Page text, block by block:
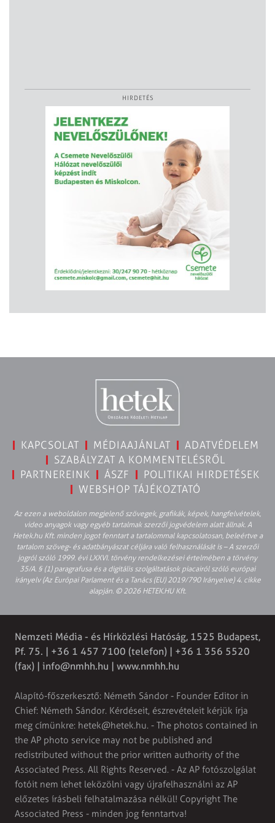
HIRDETÉS
KAPCSOLAT MÉDIAAJÁNLAT
ADATVÉDELEM
SZABÁLYZAT A KOMMENTELÉSRŐL
PARTNEREINK
ÁSZF
POLITIKAI HIRDETÉSEK
WEBSHOP TÁJÉKOZTATÓ
Az ezen a weboldalon megjelenő szövegek, grafikák, képek, hangfelvételek,
video anyagok vagy egyéb tartalmak szerzői jogvédelem alatt állnak. A
Hetek.hu Kft. minden jogot fenntart a tartalommal kapcsolatosan, beleértve a
tartalom szöveg- és adatbányászat céljára való felhasználását is – A szerzői
jogról szóló 1999. évi LXXVI. törvény rendelkezései értelmében a törvény
35/A. § (1) paragrafusa és a digitális szolgáltatások piacairól szóló európai
irányelv (Az Európai Parlament és a Tanács (EU) 2019/790 Irányelve) 4. cikke
alapján. © 2026 HETEK.HU Kft.
Nemzeti Média - és Hírközlési Hatóság, 1525 Budapest,
Pf. 75. | +36 1 457 7100 (telefon) | +36 1 356 5520
(fax) | info@nmhh.hu | www.nmhh.hu
Alapító-főszerkesztő: Németh Sándor - Founder Editor in
Chief: Németh Sándor. Kérdéseit, észrevételeit kérjük írja
meg címünkre: hetek@hetek.hu. - The photos contained in
the AP photo service may not be published and
redistributed without the prior written authority of the
Associated Press. All Rights Reserved. - Az AP fotószolgálat
fotóit nem lehet leközölni vagy újrafelhasználni az AP
előzetes írásbeli felhatalmazása nélkül! Copyright The
Associated Press - minden jog fenntartva!